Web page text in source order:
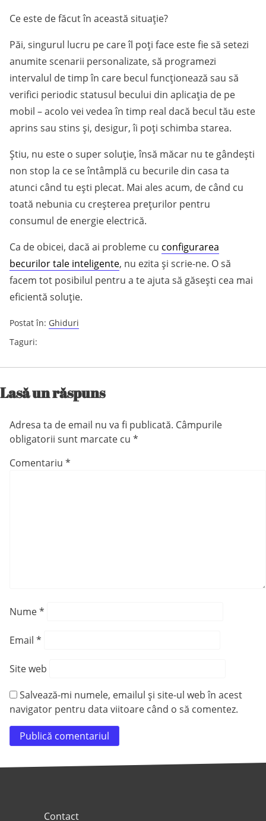
Ce este de făcut în această situație?
Păi, singurul lucru pe care îl poți face este fie să setezi
anumite scenarii personalizate, să programezi
intervalul de timp în care becul funcționează sau să
verifici periodic statusul becului din aplicația de pe
mobil – acolo vei vedea în timp real dacă becul tău este
aprins sau stins și, desigur, îi poți schimba starea.
Știu, nu este o super soluție, însă măcar nu te gândești
non stop la ce se întâmplă cu becurile din casa ta
atunci când tu ești plecat. Mai ales acum, de când cu
toată nebunia cu creșterea prețurilor pentru
consumul de energie electrică.
Ca de obicei, dacă ai probleme cu configurarea
becurilor tale inteligente, nu ezita și scrie-ne. O să
facem tot posibilul pentru a te ajuta să găsești cea mai
eficientă soluție.
Postat în: Ghiduri
Taguri:
Lasă un răspuns
Adresa ta de email nu va fi publicată. Câmpurile
obligatorii sunt marcate cu *
Comentariu *
Nume*
Email *
Site web
Salvează-mi numele, emailul și site-ul web în acest
navigator pentru data viitoare când o să comentez.
Contact